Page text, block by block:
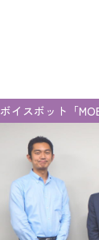
ボイスボット「